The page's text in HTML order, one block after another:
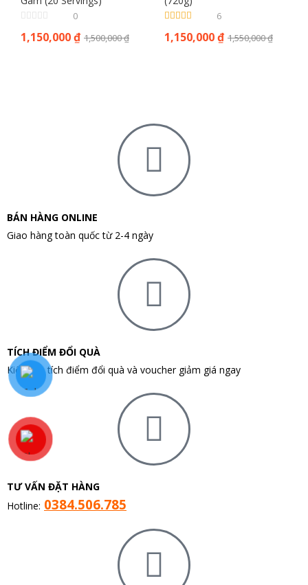
0
1,150,000₫ 1,500,000₫
hạng4.835
6
1,150,000₫ 1,550,000₫
BÁN HÀNG ONLINE
Giao hàng toàn quốc từ 2-4 ngày
TÍCH ĐIỂM ĐỔI QUÀ
Kiểm tra tích điểm đổi quà và voucher giảm giá ngay
TƯ VẤN ĐẶT HÀNG
Hotline: 0384.506.785